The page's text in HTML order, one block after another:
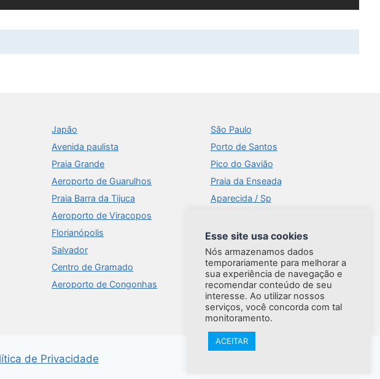
Japão
Avenida paulista
Praia Grande
Aeroporto de Guarulhos
Praia Barra da Tijuca
Aeroporto de Viracopos
Florianópolis
Salvador
Centro de Gramado
Aeroporto de Congonhas
São Paulo
Porto de Santos
Pico do Gavião
Praia da Enseada
Aparecida / Sp
Aeroportos
Ilhabela
Brasília
Praia do Forte
de Privacidade
Esse site usa cookies
Nós armazenamos dados
temporariamente para melhorar a
sua experiência de navegação e
recomendar conteúdo de seu
interesse. Ao utilizar nossos
serviços, você concorda com tal
monitoramento.
ACEITAR